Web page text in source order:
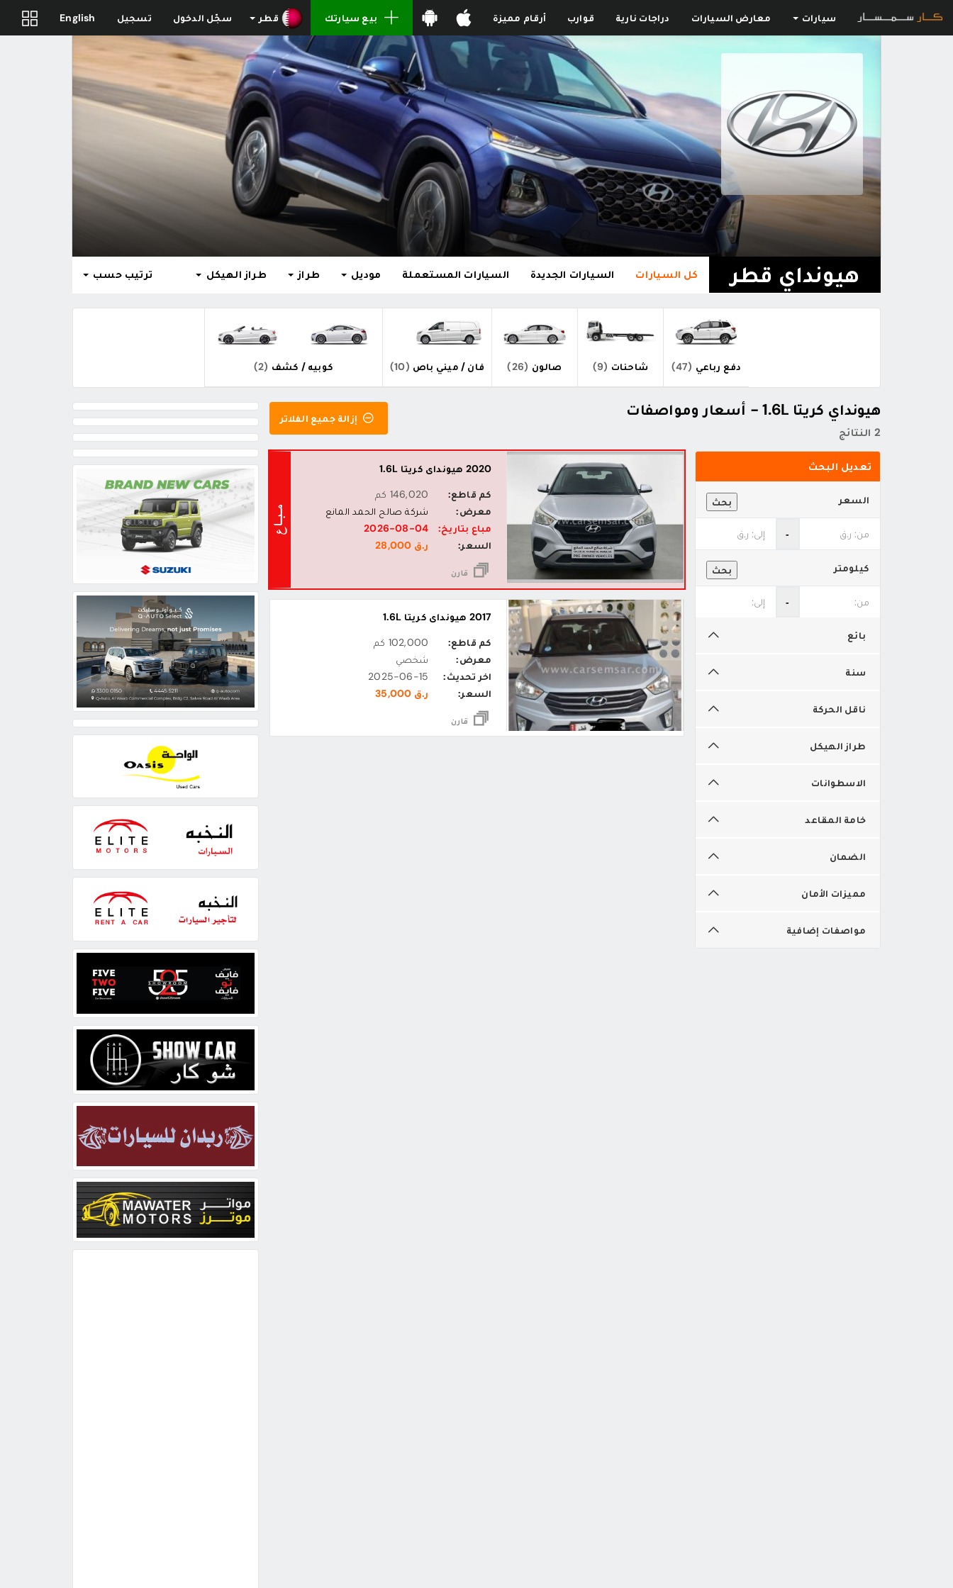
سيارات معارض السيارات دراجات نارية قوارب أرقام مميزة بيع سيارتك قطر سجّل الدخول تسجيل English
هيونداي قطر كل السيارات السيارات الجديدة السيارات المستعملة موديل طراز طراز الهيكل ترتيب حسب
دفع رباعي (47) شاحنات (9) صالون (26) فان / ميني باص (10) كوبيه / كشف (2)
هيونداي كريتا 1.6L - أسعار ومواصفات
2 النتائج
إزالة جميع الفلاتر
تعديل البحث
بحث السعر
‐
بحث كيلومتر
‐
بائع
سنة
ناقل الحركة
طراز الهيكل
الاسطوانات
خامة المقاعد
الضمان
مميزات الأمان
مواصفات إضافية
2020 هيونداي كريتا 1.6L
كم قاطع:
146,020 كم
معرض:
شركة صالح الحمد المانع
مباع بتاريخ:
2026-08-04
السعر:
ر.ق 28,000
قارن
2017 هيونداي كريتا 1.6L
كم قاطع:
102,000 كم
معرض:
شخصي
اخر تحديث:
2025-06-15
السعر:
ر.ق 35,000
قارن